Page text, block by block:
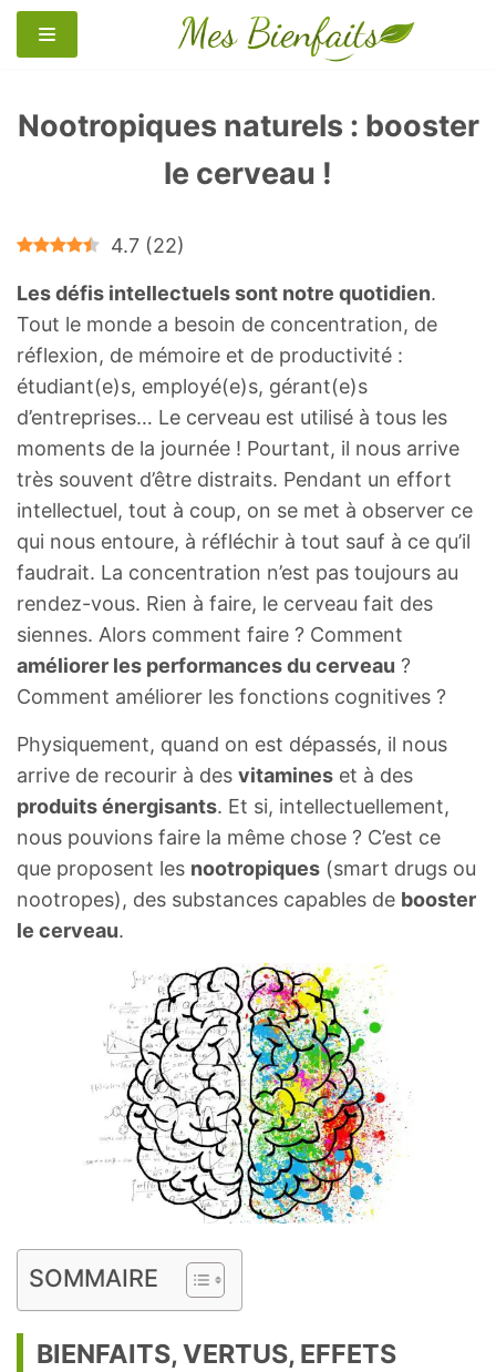
Aller
au
Nootropiques naturels : booster
le cerveau !
4.7 (22)
Les défis intellectuels sont notre quotidien.
Tout le monde a besoin de concentration, de
réflexion, de mémoire et de productivité :
étudiant(e)s, employé(e)s, gérant(e)s
d’entreprises… Le cerveau est utilisé à tous les
moments de la journée ! Pourtant, il nous arrive
très souvent d’être distraits. Pendant un effort
intellectuel, tout à coup, on se met à observer ce
qui nous entoure, à réfléchir à tout sauf à ce qu’il
faudrait. La concentration n’est pas toujours au
rendez-vous. Rien à faire, le cerveau fait des
siennes. Alors comment faire ? Comment
améliorer les performances du cerveau ?
Comment améliorer les fonctions cognitives ?
Physiquement, quand on est dépassés, il nous
arrive de recourir à des vitamines et à des
produits énergisants. Et si, intellectuellement,
nous pouvions faire la même chose ? C’est ce
que proposent les nootropiques (smart drugs ou
nootropes), des substances capables de booster
le cerveau.
SOMMAIRE
BIENFAITS, VERTUS, EFFETS